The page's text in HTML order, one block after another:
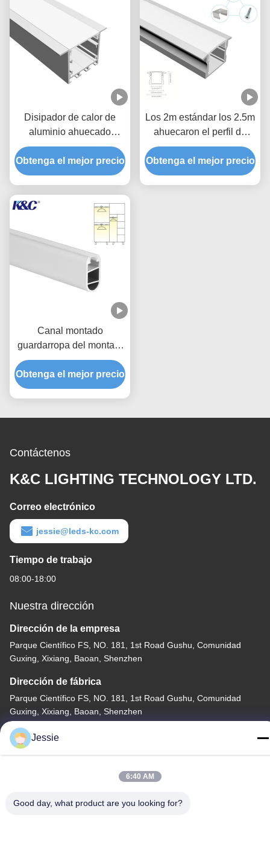
Disipador de calor de
aluminio ahuecado
35*35m m grande del
canal de la luz del poder
LED
Obtenga el mejor precio
Los 2m estándar los 2.5m
ahuecaron el perfil de
aluminio del LED con la
cubierta de la PC
Obtenga el mejor precio
Canal montado
guardarropa del montaje
del gabinete LED con la
cubierta de la PC de
PMMA
Obtenga el mejor precio
Contáctenos
K&C LIGHTING TECHNOLOGY LTD.
Correo electrónico
jessie@leds-kc.com
Tiempo de trabajo
08:00-18:00
Nuestra dirección
Dirección de la empresa
Parque Científico FS, NO. 181, 1st Road Gushu, Comunidad
Guxing, Xixiang, Baoan, Shenzhen
Dirección de fábrica
Parque Científico FS, NO. 181, 1st Road Gushu, Comunidad
Guxing, Xixiang, Baoan, Shenzhen
Teléfono
86-0755-22300563
Jessie
6:40 AM
Good day, what product are you looking for?